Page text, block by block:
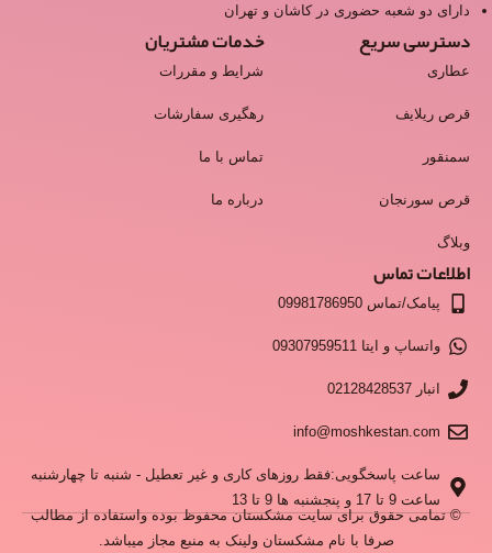
دارای دو شعبه حضوری در کاشان و تهران
دسترسی سریع
عطاری
قرص ریلایف
سمنقور
قرص سورنجان
وبلاگ
خدمات مشتریان
شرایط و مقررات
رهگیری سفارشات
تماس با ما
درباره ما
اطلاعات تماس
پیامک/تماس 09981786950
واتساپ و ایتا 09307959511
انبار 02128428537
info@moshkestan.com
ساعت پاسخگویی:فقط روزهای کاری و غیر تعطیل - شنبه تا چهارشنبه
ساعت 9 تا 17 و پنجشنبه ها 9 تا 13
© تمامی حقوق برای سایت مشکستان محفوظ بوده واستفاده از مطالب
صرفا با نام مشکستان ولینک به منبع مجاز میباشد.